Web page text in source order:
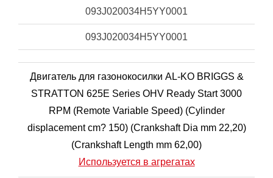
093J020034H5YY0001
093J020034H5YY0001
Двигатель для газонокосилки AL-KO BRIGGS &
STRATTON 625E Series OHV Ready Start 3000
RPM (Remote Variable Speed) (Cylinder
displacement cm? 150) (Crankshaft Dia mm 22,20)
(Crankshaft Length mm 62,00)
Используется в агрегатах